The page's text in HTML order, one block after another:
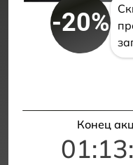
-20%
Конец